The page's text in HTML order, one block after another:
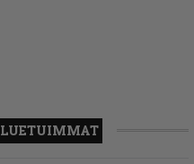
LUETUIMMAT